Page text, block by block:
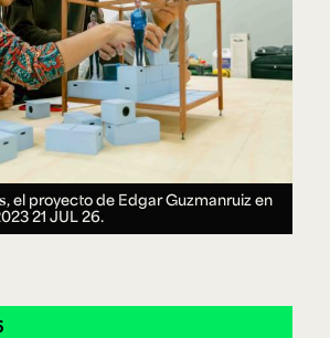
el proyecto de Edgar Guzmanruiz en
21 JUL 26.